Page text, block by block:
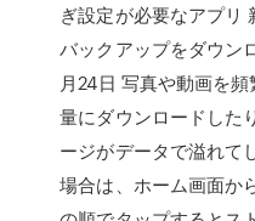
ぎ設定が必要なアプ
バックアップをダウン
月24日 写真や動画を
量にダウンロードした
ージがデータで溢れて
場合は、ホーム画面か